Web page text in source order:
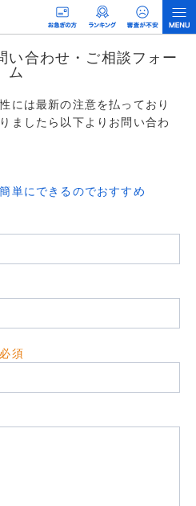
い合わせ・ご相談フォー
ム
には最新の注意を払っており
ましたら以下よりお問い合わ
単にできるのでおすすめ
須